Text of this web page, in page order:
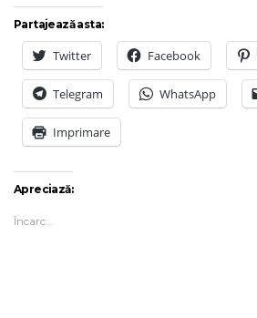
Partajează asta:
Twitter Facebook
Telegram WhatsApp
Imprimare
Apreciază:
Încarc...